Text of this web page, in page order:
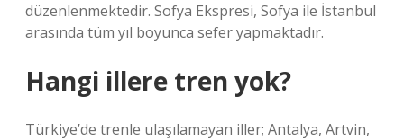
düzenlenmektedir. Sofya Ekspresi, Sofya ile İstanbul
arasında tüm yıl boyunca sefer yapmaktadır.
Hangi illere tren yok?
Türkiye’de trenle ulaşılamayan iller; Antalya, Artvin,